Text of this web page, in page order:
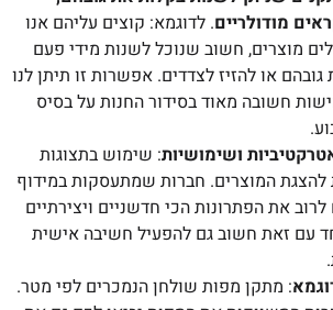
מודולריים. לדוגמא: קוצים עליהם אנו
מוצרים, חשוב שנוכל לשנות מידי פעם
גובהם או להזיז לצדדים. אפשרות זו תיתן לנו
חשובה מאוד בסידור החנות על בסיס
ושימושיות: שימוש בתצוגות
להצגת המוצרים. חברות שמתעסקות במידוף
לרוב את הפתרונות הכי חדשניים ויצירתיים
עם זאת חשוב גם להפעיל חשיבה אישית
: מתקן מפות שולחן הנמכרים לפי מטר.